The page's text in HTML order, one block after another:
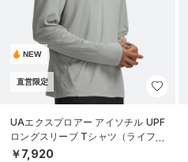
NEW
直営限定
UAエクスプロアー アイソチル UPF
ロングスリーブ Tシャツ（ライフス
タイル/MEN）
￥7,920